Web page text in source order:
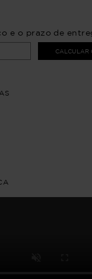
e o prazo de
CALCULAR